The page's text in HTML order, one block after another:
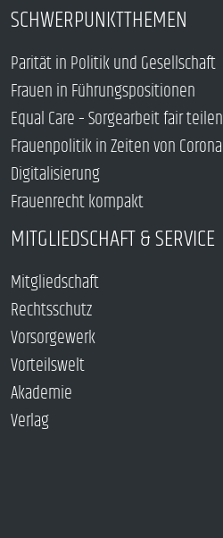
SCHWERPUNKTTHEMEN
Parität in Politik und Gesellschaft
Frauen in Führungspositionen
Equal Care – Sorgearbeit fair teilen
Frauenpolitik in Zeiten von Corona
Digitalisierung
Frauenrecht kompakt
MITGLIEDSCHAFT & SERVICE
Mitgliedschaft
Rechtsschutz
Vorsorgewerk
Vorteilswelt
Akademie
Verlag